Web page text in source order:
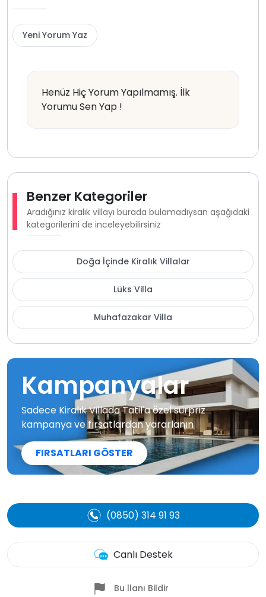
Yeni Yorum Yaz
Henüz Hiç Yorum Yapılmamış. İlk
Yorumu Sen Yap !
Benzer Kategoriler
Aradığınız kiralık villayı burada bulamadıysan aşağıdaki
kategorilerini de inceleyebilirsiniz
Doğa İçinde Kiralık Villalar
Lüks Villa
Muhafazakar Villa
Kampanyalar
Sadece Kiralık Villada Tatil'a özel sürpriz
kampanya ve fırsatlardan yararlanın
FIRSATLARI GÖSTER
(0850) 314 91 93
Canlı Destek
Bu İlanı Bildir